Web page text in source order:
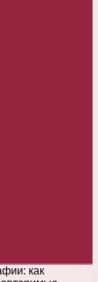
как